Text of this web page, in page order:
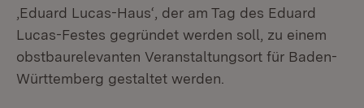
,Eduard Lucas-Haus‘, der am Tag des Eduard
Lucas-Festes gegründet werden soll, zu einem
obstbaurelevanten Veranstaltungsort für Baden-
Württemberg gestaltet werden.